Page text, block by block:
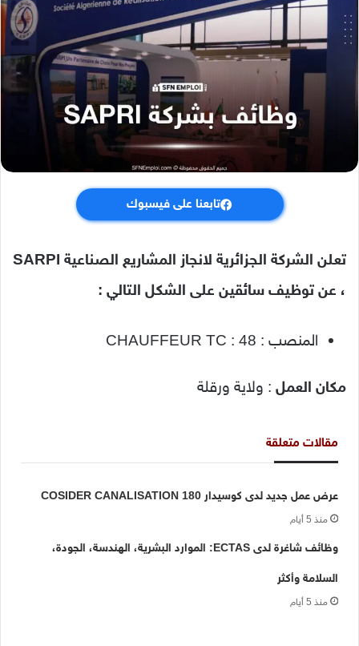
تابعنا على فيسبوك
تعلن الشركة الجزائرية لانجاز المشاريع الصناعية SARPI
، عن توظيف سائقين على الشكل التالي :
المنصب : CHAUFFEUR TC : 48
مكان العمل : ولاية ورقلة
مقالات متعلقة
عرض عمل جديد لدى كوسيدار COSIDER CANALISATION 180
منذ 5 أيام
وظائف شاغرة لدى ECTAS: الموارد البشرية، الهندسة، الجودة،
السلامة وأكثر
منذ 5 أيام